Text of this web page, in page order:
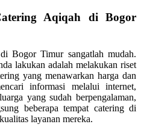
Aqiqah di Bogor
Bogor Timur sangatlah mudah.
lakukan adalah melakukan riset
yang menawarkan harga dan
informasi melalui internet,
yang sudah berpengalaman,
beberapa tempat catering di
layanan mereka.